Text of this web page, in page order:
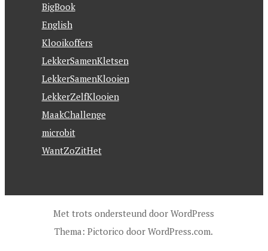
BigBook
English
Klooikoffers
LekkerSamenKletsen
LekkerSamenKlooien
LekkerZelfKlooien
MaakChallenge
microbit
WantZoZitHet
Met trots ondersteund door WordPress
Thema: Pictorico doorWordPress.com.